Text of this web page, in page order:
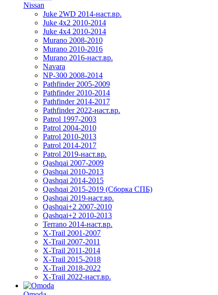
Nissan
Juke 2WD 2014-наст.вр.
Juke 4x2 2010-2014
Juke 4x4 2010-2014
Murano 2008-2010
Murano 2010-2016
Murano 2016-наст.вр.
Navara
NP-300 2008-2014
Pathfinder 2005-2009
Pathfinder 2010-2014
Pathfinder 2014-2017
Pathfinder 2022-наст.вр.
Patrol 1997-2003
Patrol 2004-2010
Patrol 2010-2013
Patrol 2014-2017
Patrol 2019-наст.вр.
Qashqai 2007-2009
Qashqai 2010-2013
Qashqai 2014-2015
Qashqai 2015-2019 (Сборка СПБ)
Qashqai 2019-наст.вр.
Qashqai+2 2007-2010
Qashqai+2 2010-2013
Terrano 2014-наст.вр.
X-Trail 2001-2007
X-Trail 2007-2011
X-Trail 2011-2014
X-Trail 2015-2018
X-Trail 2018-2022
X-Trail 2022-наст.вр.